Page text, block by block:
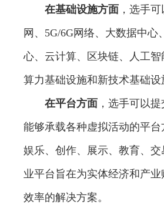
在基础设施方面 ，选手
网、5G/6G网络、大数据中心
心、云计算、区块链、人工智
算力基础设施和新技术基础设
在平台方面 ，选手可以
能够承载各种虚拟活动的平台
娱乐、创作、展示、教育、
业平台旨在为实体经济和产
效率的解决方案。